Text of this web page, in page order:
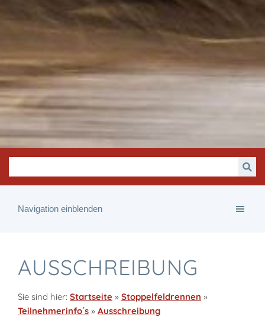
Navigation einblenden
AUSSCHREIBUNG
Sie sind hier: Startseite » Stoppelfeldrennen »
Teilnehmerinfo´s » Ausschreibung